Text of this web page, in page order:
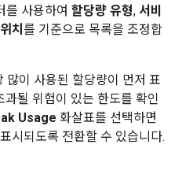
를 사용하여 할당량 유형, 서비
위치 를 기준으로 목록을 조정합
많이 사용된 할당량이 먼저 표
될 위험이 있는 한도를 확인
Usage 화살표를 선택하면
시되도록 전환할 수 있습니다.